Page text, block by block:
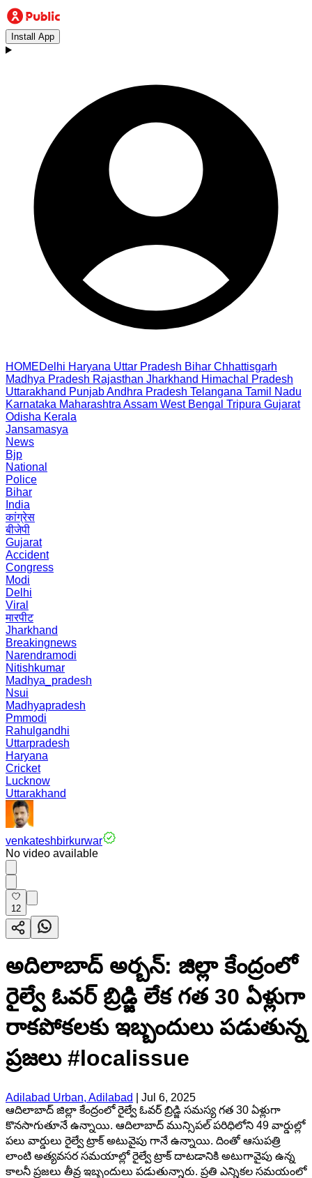
Install App
HOMEDelhi Haryana Uttar Pradesh Bihar Chhattisgarh
Madhya Pradesh Rajasthan Jharkhand Himachal Pradesh
Uttarakhand PunjabAndhra Pradesh Telangana Tamil Nadu
Karnataka Maharashtra Assam West Bengal Tripura Gujarat
Odisha Kerala
Jansamasya
News
Bjp
National
Police
Bihar
India
कांग्रेस
बीजेपी
Gujarat
Accident
Congress
Modi
Delhi
Viral
मारपीट
Jharkhand
Breakingnews
Narendramodi
Nitishkumar
Madhya_pradesh
Nsui
Madhyapradesh
Pmmodi
Rahulgandhi
Uttarpradesh
Haryana
Cricket
Lucknow
Uttarakhand
venkateshbirkurwar
No video available
12
అదిలాబాద్ అర్బన్: జిల్లా కేంద్రంలో
రైల్వే ఓవర్ బ్రిడ్జి లేక గత 30 ఏళ్లుగా
రాకపోకలకు ఇబ్బందులు పడుతున్న
ప్రజలు #localissue
Adilabad Urban, Adilabad
Jul 6, 2025
ఆదిలాబాద్ జిల్లా కేంద్రంలో రైల్వే ఓవర్ బ్రిడ్జి సమస్య గత 30 ఏళ్లుగా
కొనసాగుతూనే ఉన్నాయి. ఆదిలాబాద్ మున్సిపల్ పరిధిలోని 49 వార్డుల్లో
పలు వార్డులు రైల్వే ట్రాక్ అటువైపు గానే ఉన్నాయి. దింతో ఆసుపత్రి
లాంటి అత్యవసర సమయాల్లో రైల్వే ట్రాక్ దాటడానికి అటుగావైపు ఉన్న
కాలనీ ప్రజలు తీవ్ర ఇబ్బందులు పడుతున్నారు. ప్రతి ఎన్నికల సమయంలో